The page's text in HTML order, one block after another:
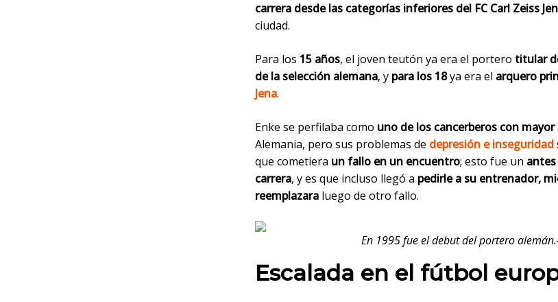
carrera desde las categorías inferiores del FC Carl Zeiss
ciudad.
Para los 15 años, el joven teutón ya era el portero titular
de la selección alemana, y para los 18ya era el arquero
Jena.
Enke se perfilaba como uno de los cancerberos con
Alemania, pero sus problemas de depresión e inseguridad
que cometiera un fallo en un encuentro; esto fue un
carrera, y es que incluso llegó a pedirle a su entrenador,
reemplazara luego de otro fallo.
En 1995 fue el debut del portero
Escalada en el fútbol